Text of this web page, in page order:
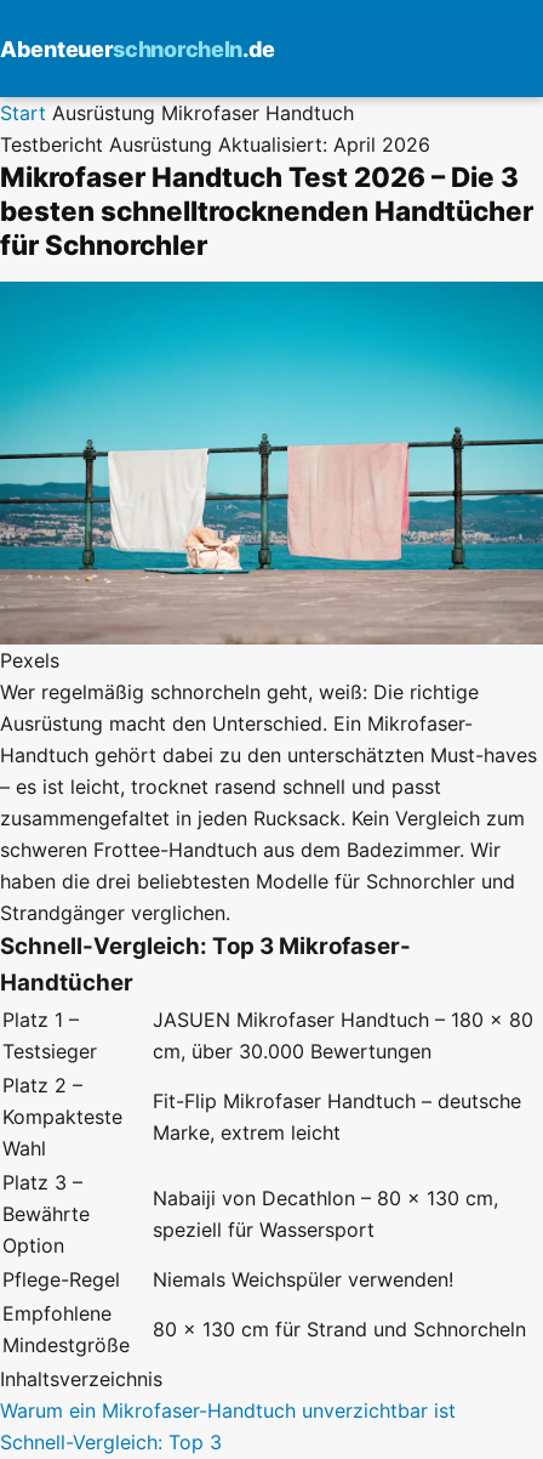
Abenteuerschnorcheln.de
Start Ausrüstung Mikrofaser Handtuch
Testbericht Ausrüstung Aktualisiert: April 2026
Mikrofaser Handtuch Test 2026 – Die 3
besten schnelltrocknenden Handtücher
für Schnorchler
Pexels
Wer regelmäßig schnorcheln geht, weiß: Die richtige
Ausrüstung macht den Unterschied. Ein Mikrofaser-
Handtuch gehört dabei zu den unterschätzten Must-haves
– es ist leicht, trocknet rasend schnell und passt
zusammengefaltet in jeden Rucksack. Kein Vergleich zum
schweren Frottee-Handtuch aus dem Badezimmer. Wir
haben die drei beliebtesten Modelle für Schnorchler und
Strandgänger verglichen.
Schnell-Vergleich: Top 3 Mikrofaser-
Handtücher
Platz 1 –
Testsieger
JASUEN Mikrofaser Handtuch – 180 × 80
cm, über 30.000 Bewertungen
Platz 2 –
Kompakteste
Wahl
Fit-Flip Mikrofaser Handtuch – deutsche
Marke, extrem leicht
Platz 3 –
Bewährte
Option
Nabaiji von Decathlon – 80 × 130 cm,
speziell für Wassersport
Pflege-Regel
Niemals Weichspüler verwenden!
Empfohlene
Mindestgröße
80 × 130 cm für Strand und Schnorcheln
Inhaltsverzeichnis
Warum ein Mikrofaser-Handtuch unverzichtbar ist
Schnell-Vergleich: Top 3